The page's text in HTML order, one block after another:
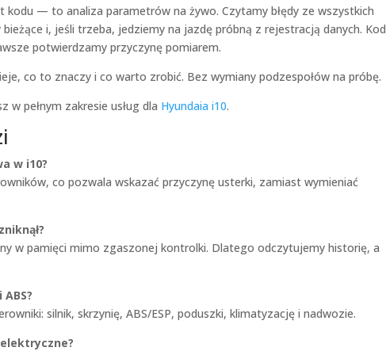
— to analiza parametrów na żywo. Czytamy błędy ze wszystkich
i, jeśli trzeba, jedziemy na jazdę próbną z rejestracją danych. Kod
potwierdzamy przyczynę pomiarem.
co to znaczy i co warto zrobić. Bez wymiany podzespołów na próbę.
w pełnym zakresie usług dla Hyundaia i10.
w i10?
co pozwala wskazać przyczynę usterki, zamiast wymieniać
w pamięci mimo zgaszonej kontrolki. Dlatego odczytujemy historię, a
silnik, skrzynię, ABS/ESP, poduszki, klimatyzację i nadwozie.